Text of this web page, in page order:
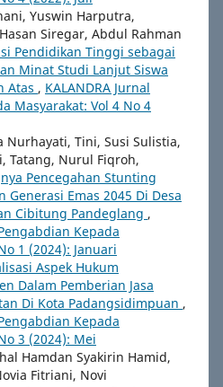
Yuswin Harputra,
Siregar, Abdul Rahman
Pendidikan Tinggi sebagai
Minat Studi Lanjut Siswa
Atas , KALANDRA Jurnal
Masyarakat: Vol 4 No 4
Nurhayati, Tini, Susi Sulistia,
Tatang, Nurul Fiqroh,
Pencegahan Stunting
Generasi Emas 2045 Di Desa
Cibitung Pandeglang ,
Kepada
1 (2024): Januari
Aspek Hukum
Dalam Pemberian Jasa
Di Kota Padangsidimpuan ,
Kepada
3 (2024): Mei
Hamdan Syakirin Hamid,
Fitriani, Novi